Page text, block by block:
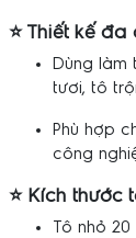
⭐ Thiết kế
Dùng
tươi, tô
Phù hợp
công
⭐ Kích thước
Tô nhỏ